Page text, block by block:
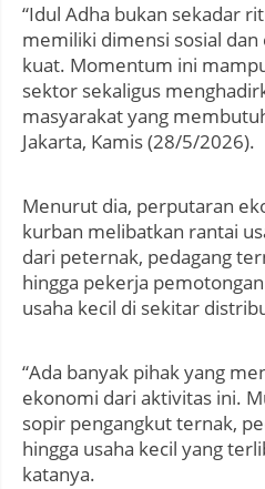
“Idul Adha bukan sekadar
memiliki dimensi sosial
kuat. Momentum ini
sektor sekaligus
masyarakat yang
Jakarta, Kamis (28/5/2026).
Menurut dia, perputaran
kurban melibatkan rantai
dari peternak, pedagang
hingga pekerja
usaha kecil di sekitar
“Ada banyak pihak yang
ekonomi dari aktivitas ini.
sopir pengangkut ternak,
hingga usaha kecil yang
katanya.